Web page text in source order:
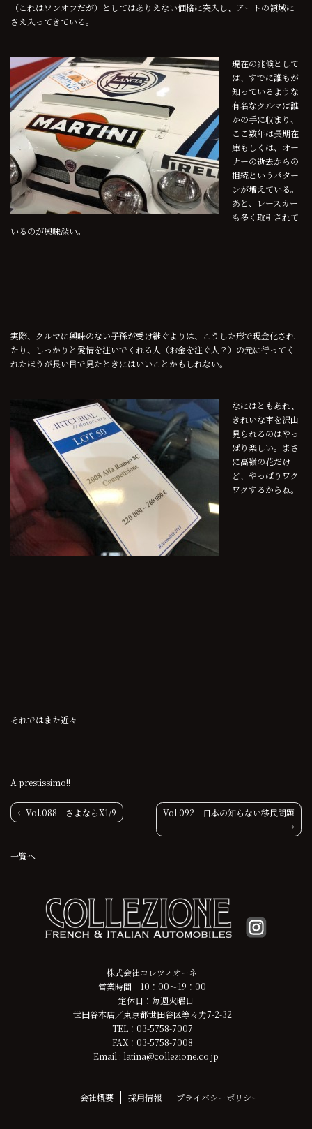
（これはワンオフだが）としてはありえない価格に突入し、アートの領域に
さえ入ってきている。
現在の兆候として
は、すでに誰もが
知っているような
有名なクルマは誰
かの手に収まり、
ここ数年は長期在
庫もしくは、オー
ナーの逝去からの
相続というパター
ンが増えている。
あと、レースカー
も多く取引されて
いるのが興味深い。
実際、クルマに興味のない子孫が受け継ぐよりは、こうした形で現金化され
たり、しっかりと愛情を注いでくれる人（お金を注ぐ人？）の元に行ってく
れたほうが長い目で見たときにはいいことかもしれない。
なにはともあれ、
きれいな車を沢山
見られるのはやっ
ぱり楽しい。まさ
に高嶺の花だけ
ど、やっぱりワク
ワクするからね。
それではまた近々
A prestissimo!!
投
ナ
Vol.088 さよならX1/9 Vol.092 日本の知らない移民問題
一覧へ
株式会社コレツィオーネ
営業時間 10：00～19：00
定休日：毎週火曜日
世田谷本店／東京都世田谷区等々力7-2-32
TEL：03-5758-7007
FAX：03-5758-7008
Email : latina@collezione.co.jp
会社概要 採用情報 プライバシーポリシー